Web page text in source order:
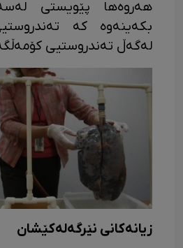
هەروەها پێویستی
بکەینەوە کە
لەگەڵ تەندروستیی
زیانەکانی نێرگەلەکێشان